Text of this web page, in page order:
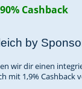
Cashback
by
wir dir einen
mit 1,9% Cashback